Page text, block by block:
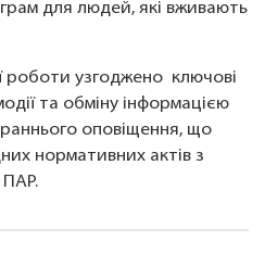
для людей, які вживають
роботи узгоджено ключові
та обміну інформацією
раннього оповіщення, що
нормативних актів з
ПАР.